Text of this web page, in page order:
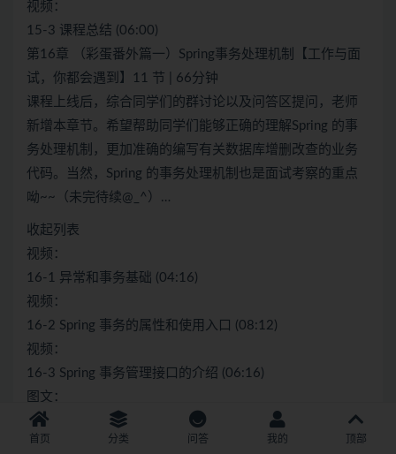
视频：
15-3 课程总结 (06:00)
第16章 （彩蛋番外篇一）Spring事务处理机制【工作与面
试，你都会遇到】11 节 | 66分钟
课程上线后，综合同学们的群讨论以及问答区提问，老师
新增本章节。希望帮助同学们能够正确的理解Spring 的事
务处理机制，更加准确的编写有关数据库增删改查的业务
代码。当然，Spring 的事务处理机制也是面试考察的重点
呦~~（未完待续@_^）…
收起列表
视频：
16-1 异常和事务基础 (04:16)
视频：
16-2 Spring 事务的属性和使用入口 (08:12)
视频：
16-3 Spring 事务管理接口的介绍 (06:16)
图文：
16-4 @Transactional 注解解析
图文：
首页 分类 问答 我的 顶部